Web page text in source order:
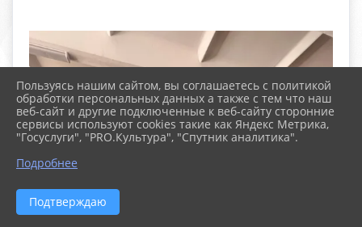
Пользуясь нашим сайтом, вы соглашаетесь с политикой
обработки персональных данных а также с тем что наш
веб-сайт и другие подключенные к веб-сайту сторонние
сервисы используют cookies такие как Яндекс Метрика,
"Госуслуги", "PRO.Культура", "Спутник аналитика".
Подробнее
Подтверждаю